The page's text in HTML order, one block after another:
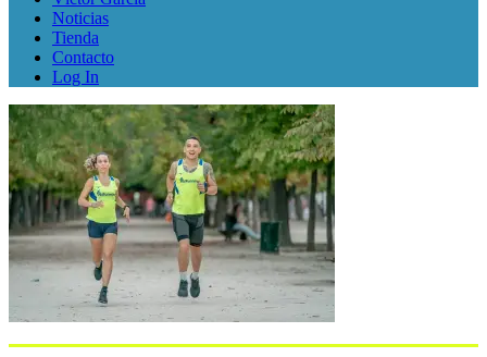
Noticias
Tienda
Contacto
Log In